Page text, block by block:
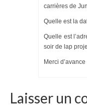
carrières de
Quelle est la
Quelle est
soir de lap
Merci
Laisser un